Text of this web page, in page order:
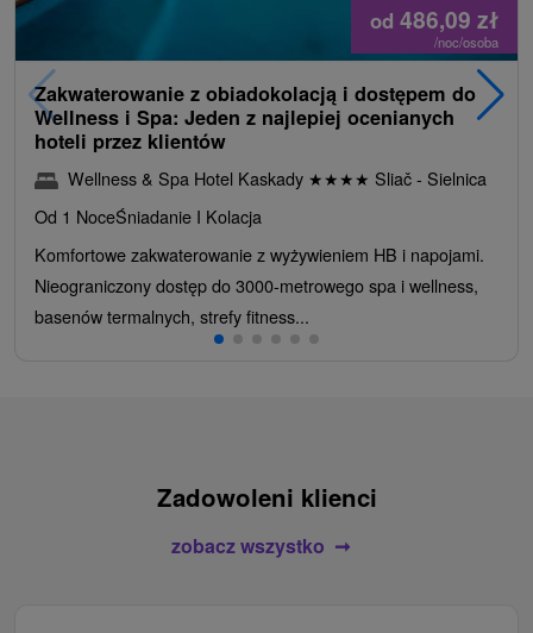
od 486,09 zł
/noc/osoba
Zakwaterowanie z obiadokolacją i dostępem do
Wellness i Spa: Jeden z najlepiej ocenianych
hoteli przez klientów
Wellness & Spa Hotel Kaskady ★★★★ Sliač - Sielnica
Od 1 NoceŚniadanie I Kolacja
Komfortowe zakwaterowanie z wyżywieniem HB i napojami.
Nieograniczony dostęp do 3000-metrowego spa i wellness,
basenów termalnych, strefy fitness...
Zadowoleni klienci
zobacz wszystko